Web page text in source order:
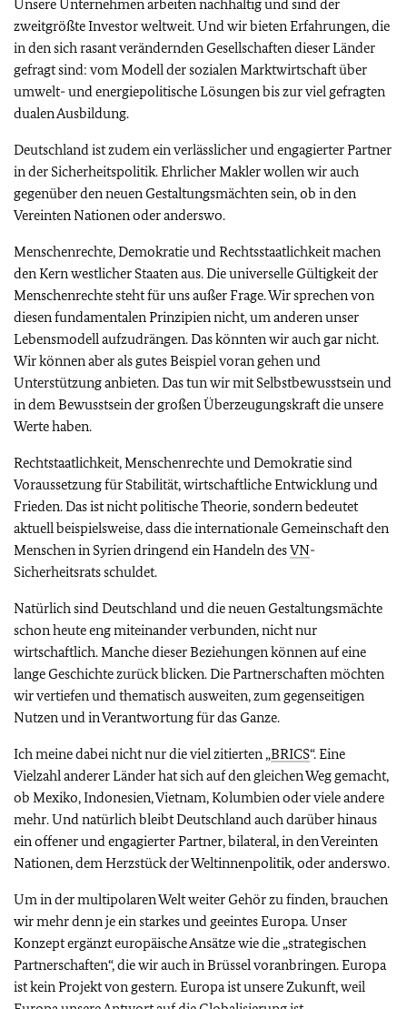
Unsere Unternehmen arbeiten nachhaltig und sind der
zweitgrößte Investor weltweit. Und wir bieten Erfahrungen, die
in den sich rasant verändernden Gesellschaften dieser Länder
gefragt sind: vom Modell der sozialen Marktwirtschaft über
umwelt- und energiepolitische Lösungen bis zur viel gefragten
dualen Ausbildung.
Deutschland ist zudem ein verlässlicher und engagierter Partner
in der Sicherheitspolitik. Ehrlicher Makler wollen wir auch
gegenüber den neuen Gestaltungsmächten sein, ob in den
Vereinten Nationen oder anderswo.
Menschenrechte, Demokratie und Rechtsstaatlichkeit machen
den Kern westlicher Staaten aus. Die universelle Gültigkeit der
Menschenrechte steht für uns außer Frage. Wir sprechen von
diesen fundamentalen Prinzipien nicht, um anderen unser
Lebensmodell aufzudrängen. Das könnten wir auch gar nicht.
Wir können aber als gutes Beispiel voran gehen und
Unterstützung anbieten. Das tun wir mit Selbstbewusstsein und
in dem Bewusstsein der großen Überzeugungskraft die unsere
Werte haben.
Rechtstaatlichkeit, Menschenrechte und Demokratie sind
Voraussetzung für Stabilität, wirtschaftliche Entwicklung und
Frieden. Das ist nicht politische Theorie, sondern bedeutet
aktuell beispielsweise, dass die internationale Gemeinschaft den
Menschen in Syrien dringend ein Handeln desVN-
Sicherheitsrats schuldet.
Natürlich sind Deutschland und die neuen Gestaltungsmächte
schon heute eng miteinander verbunden, nicht nur
wirtschaftlich. Manche dieser Beziehungen können auf eine
lange Geschichte zurück blicken. Die Partnerschaften möchten
wir vertiefen und thematisch ausweiten, zum gegenseitigen
Nutzen und in Verantwortung für das Ganze.
Ich meine dabei nicht nur die viel zitierten „BRICS“. Eine
Vielzahl anderer Länder hat sich auf den gleichen Weg gemacht,
ob Mexiko, Indonesien, Vietnam, Kolumbien oder viele andere
mehr. Und natürlich bleibt Deutschland auch darüber hinaus
ein offener und engagierter Partner, bilateral, in den Vereinten
Nationen, dem Herzstück der Weltinnenpolitik, oder anderswo.
Um in der multipolaren Welt weiter Gehör zu finden, brauchen
wir mehr denn je ein starkes und geeintes Europa. Unser
Konzept ergänzt europäische Ansätze wie die „strategischen
Partnerschaften“, die wir auch in Brüssel voranbringen. Europa
ist kein Projekt von gestern. Europa ist unsere Zukunft, weil